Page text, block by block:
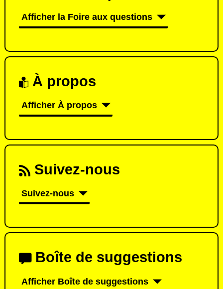
Afficher la Foire aux questions
À propos
Afficher À propos
Suivez-nous
Suivez-nous
Boîte de suggestions
Afficher Boîte de suggestions